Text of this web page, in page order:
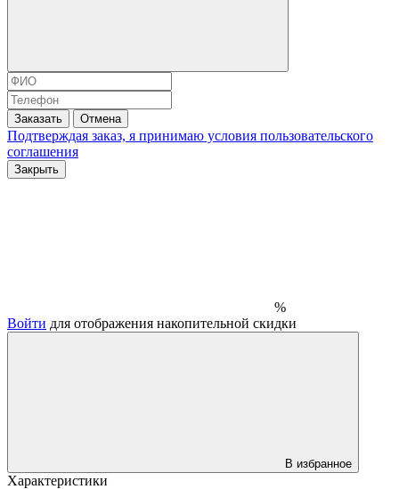
Заказать Отмена
Подтверждая заказ, я принимаю условия пользовательского
соглашения
Закрыть
%
Войти для отображения накопительной скидки
В избранное
Характеристики